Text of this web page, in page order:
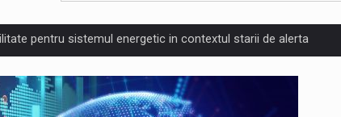
pentru sistemul energetic in contextul starii de alerta
care pedepseste granitele?
Tracking Reveals About Bakuchiol's Evolution